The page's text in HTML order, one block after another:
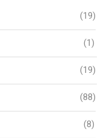
(19)
(1)
(19)
(88)
(8)